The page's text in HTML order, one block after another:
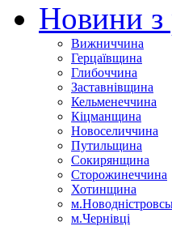
Новини з
Вижниччина
Герцаївщина
Глибоччина
Заставнівщина
Кельменеччина
Кіцманщина
Новоселиччина
Путильщина
Сокирянщина
Сторожинеччина
Хотинщина
м.Чернівці